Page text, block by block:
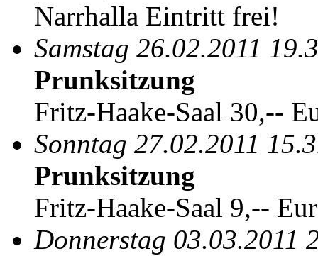
Narrhalla Eintritt frei!
Samstag 26.02.2011
Prunksitzung
Fritz-Haake-Saal 30,--
Sonntag 27.02.2011
Prunksitzung
Fritz-Haake-Saal 9,--
Donnerstag 03.03.2011